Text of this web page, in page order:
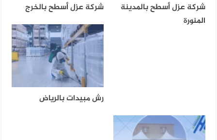
شركة عزل أسطح بالمدينة
المنورة
شركة عزل أسطح بالخرج
رش مبيدات بالرياض